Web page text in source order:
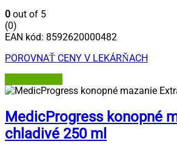
0 out of 5
(0)
EAN kód: 8592620000482
POROVNAŤ CENY V LEKÁRŇACH
MedicProgress konopné
chladivé 250 ml